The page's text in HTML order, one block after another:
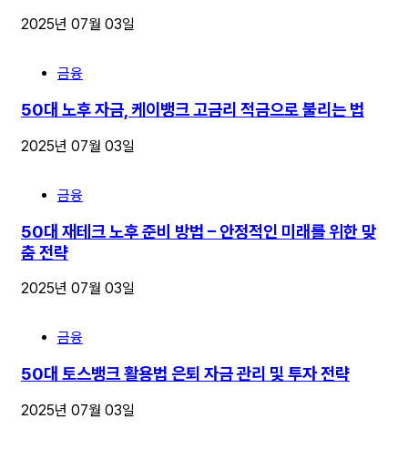
2025년 07월 03일
금융
50대 노후 자금, 케이뱅크 고금리 적금으로 불리는 법
2025년 07월 03일
금융
50대 재테크 노후 준비 방법 – 안정적인 미래를 위한 맞
춤 전략
2025년 07월 03일
금융
50대 토스뱅크 활용법 은퇴 자금 관리 및 투자 전략
2025년 07월 03일